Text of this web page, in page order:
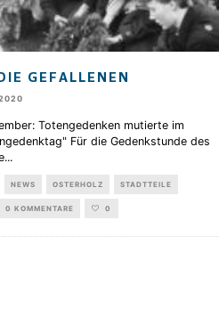
GEFALLENEN
Totengedenken mutierte im
Für die Gedenkstunde des
...
NEWS OSTERHOLZ STADTTEILE
0 KOMMENTARE 0